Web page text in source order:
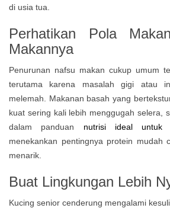
di usia tua.
Perhatikan Pola
Makannya
Penurunan nafsu makan cukup umum
terutama karena masalah gigi atau
melemah. Makanan basah yang
kuat sering kali lebih menggugah selera,
dalam panduan
nutrisi ideal untuk
menekankan pentingnya protein mudah
menarik.
Buat Lingkungan Lebih
Kucing senior cenderung mengalami